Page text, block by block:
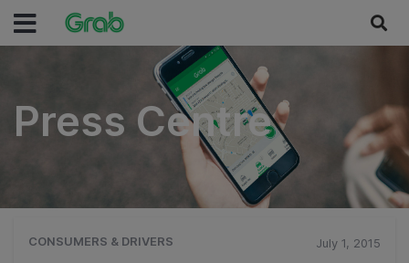
Press Centre
Press Centre
CONSUMERS & DRIVERS July 1, 2015